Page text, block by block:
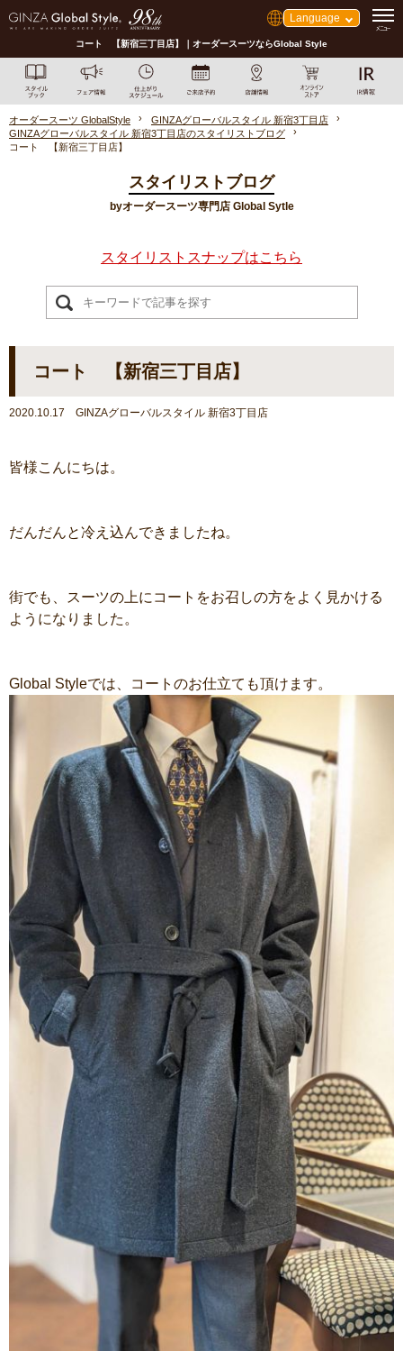
Language
コート 【新宿三丁目店】｜オーダースーツならGlobal Style
オーダースーツ GlobalStyle
GINZAグローバルスタイル 新宿3丁目店
GINZAグローバルスタイル 新宿3丁目店のスタイリストブログ
コート 【新宿三丁目店】
スタイリストブログ
byオーダースーツ専門店 Global Sytle
スタイリストスナップはこちら
コート 【新宿三丁目店】
2020.10.17 GINZAグローバルスタイル 新宿3丁目店
皆様こんにちは。
だんだんと冷え込んできましたね。
街でも、スーツの上にコートをお召しの方をよく見かける
ようになりました。
Global Styleでは、コートのお仕立ても頂けます。